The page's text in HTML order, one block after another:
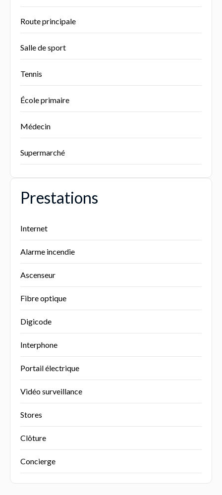
Route principale
Salle de sport
Tennis
École primaire
Médecin
Supermarché
Prestations
Internet
Alarme incendie
Ascenseur
Fibre optique
Digicode
Interphone
Portail électrique
Vidéo surveillance
Stores
Clôture
Concierge